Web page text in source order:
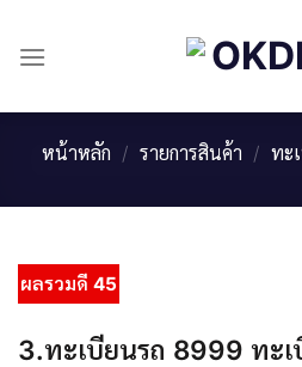
content
หน้าหลัก / รายการสินค้า / ทะ
ผลรวมดี 45
3.ทะเบียนรถ 8999 ทะ